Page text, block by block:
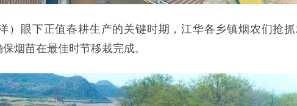
）眼下正值春耕生产的关键时期，江华各乡镇烟农们抢
烟苗在最佳时节移栽完成。